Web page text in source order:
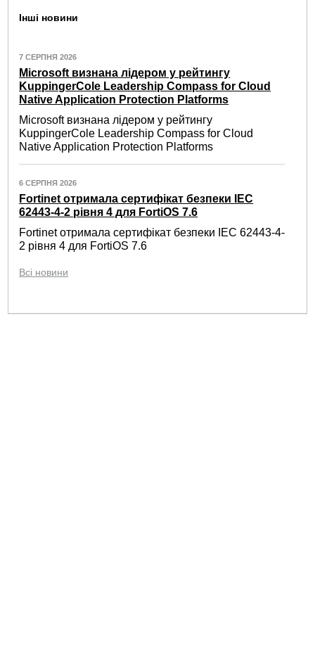
Інші новини
7 СЕРПНЯ 2026
Microsoft визнана лідером у рейтингу
KuppingerCole Leadership Compass for Cloud
Native Application Protection Platforms
Microsoft визнана лідером у рейтингу
KuppingerCole Leadership Compass for Cloud
Native Application Protection Platforms
6 СЕРПНЯ 2026
Fortinet отримала сертифікат безпеки IEC
62443-4-2 рівня 4 для FortiOS 7.6
Fortinet отримала сертифікат безпеки IEC 62443-4-
2 рівня 4 для FortiOS 7.6
Всі новини